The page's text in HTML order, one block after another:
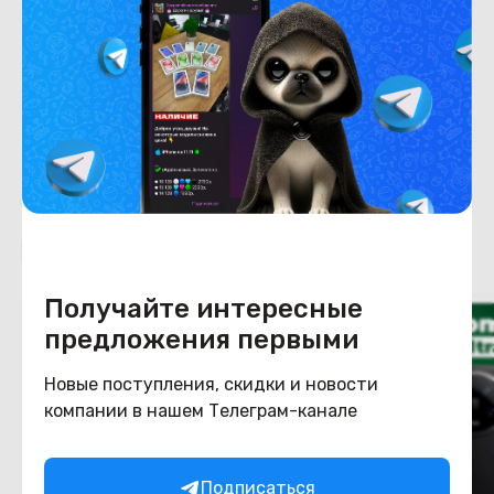
Получайте интересные
предложения первыми
Новые поступления, скидки и новости
компании в нашем Телеграм-канале
Подписаться
Емкость накопителя 512
Конструкция
Цвет розовый